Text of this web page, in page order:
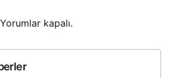
Yorumlar kapalı.